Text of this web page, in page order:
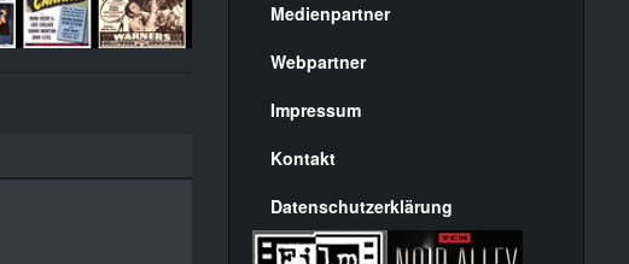
Menülinks
rechte
Seite
Medienpartner
Webpartner
Impressum
Kontakt
Datenschutzerklärung